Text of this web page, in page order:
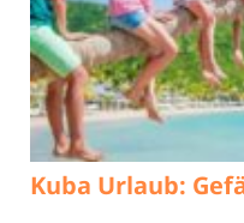
Kuba Urlaub: